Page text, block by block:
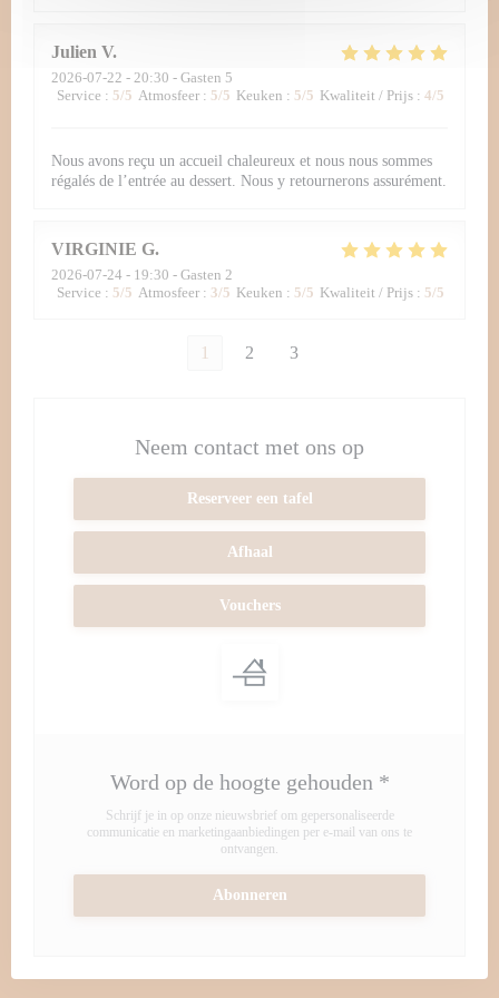
Julien V
2026-07-22 - 20:30 - Gasten 5
Service : 5/5 Atmosfeer : 5/5 Keuken : 5/5 Kwaliteit / Prijs : 4/5
Nous avons reçu un accueil chaleureux et nous nous sommes
régalés de l’entrée au dessert. Nous y retournerons assurément.
VIRGINIE G
2026-07-24 - 19:30 - Gasten 2
Service : 5/5 Atmosfeer : 3/5 Keuken : 5/5 Kwaliteit / Prijs : 5/5
1 2 3
Neem contact met ons op
Reserveer een tafel
Afhaal
Vouchers
Word op de hoogte gehouden *
Schrijf je in op onze nieuwsbrief om gepersonaliseerde
communicatie en marketingaanbiedingen per e-mail van ons te
ontvangen.
Abonneren